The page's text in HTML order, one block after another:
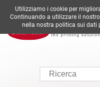
Utilizziamo i cookie per
Continuando a utilizzare il
nella nostra politica sui